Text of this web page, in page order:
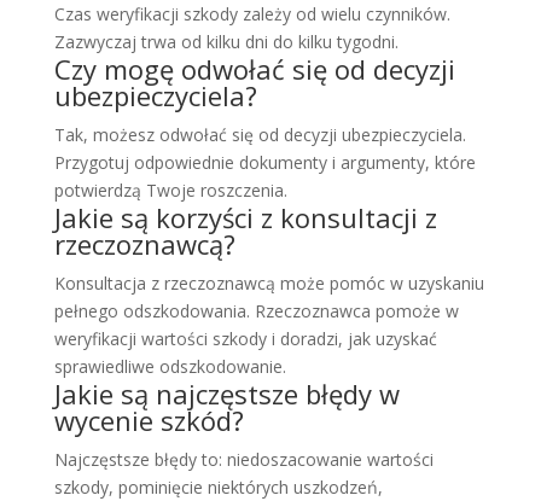
Czas weryfikacji szkody zależy od wielu czynników.
Zazwyczaj trwa od kilku dni do kilku tygodni.
Czy mogę odwołać się od decyzji
ubezpieczyciela?
Tak, możesz odwołać się od decyzji ubezpieczyciela.
Przygotuj odpowiednie dokumenty i argumenty, które
potwierdzą Twoje roszczenia.
Jakie są korzyści z konsultacji z
rzeczoznawcą?
Konsultacja z rzeczoznawcą może pomóc w uzyskaniu
pełnego odszkodowania. Rzeczoznawca pomoże w
weryfikacji wartości szkody i doradzi, jak uzyskać
sprawiedliwe odszkodowanie.
Jakie są najczęstsze błędy w
wycenie szkód?
Najczęstsze błędy to: niedoszacowanie wartości
szkody, pominięcie niektórych uszkodzeń,